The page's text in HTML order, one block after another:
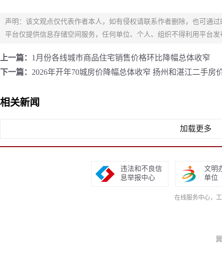
声明：该文观点仅代表作者本人，如有侵权请联系作者删除，也可通
平台仅提供信息存储空间服务，任何单位、个人、组织不得利用平台
上一篇： 1月份各线城市商品住宅销售价格环比降幅总体收窄
下一篇： 2026年开年70城房价降幅总体收窄 扬州和湛江二手房
相关新闻
加载更多
违法和不良信
息举报中心
文明
单位
在线服务中心，